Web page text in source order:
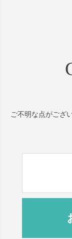
ご不明な点がござ